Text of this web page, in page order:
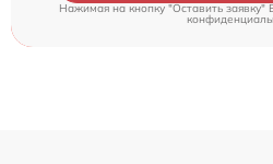
Нажимая на кнопку "Оставить заявку"